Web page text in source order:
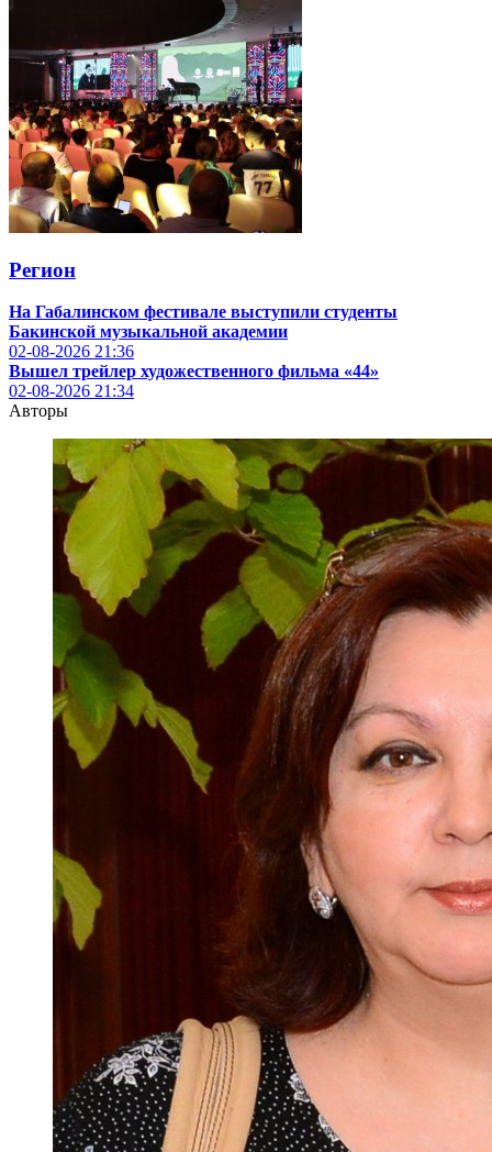
Регион
На Габалинском фестивале выступили студенты
Бакинской музыкальной академии
02-08-2026 21:36
Вышел трейлер художественного фильма «44»
02-08-2026 21:34
Авторы